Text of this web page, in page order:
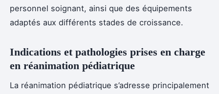
personnel soignant, ainsi que des équipements
adaptés aux différents stades de croissance.
Indications et pathologies prises en charge
en réanimation pédiatrique
La réanimation pédiatrique s’adresse principalement